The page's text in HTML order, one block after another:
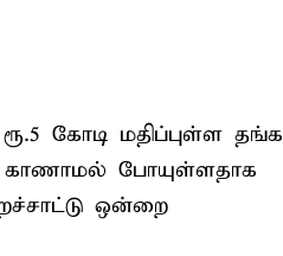
கோடி மதிப்புள்ள தங்க
காணாமல் போயுள்ளதாக
ஒன்றை